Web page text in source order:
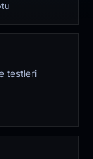
testleri